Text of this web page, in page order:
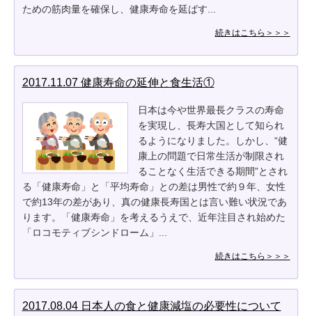
ための筋肉量を確保し、健康寿命を延ばす...
続きはこちら＞＞＞
2017.11.07 健康寿命の延伸と食生活①
日本は今や世界最長クラスの寿命
を実現し、長寿大国として知られ
るようになりました。しかし、“健
康上の問題で日常生活が制限され
ることなく生活できる期間”とされ
る「健康寿命」と「平均寿命」との差は男性で約９年、女性
で約13年の差があり、真の健康長寿国とは言い難い状況であ
ります。「健康寿命」を考えるうえで、近年注目され始めた
「ロコモティブシンドローム」...
続きはこちら＞＞＞
2017.08.04 日本人の食と健康減塩の必要性について